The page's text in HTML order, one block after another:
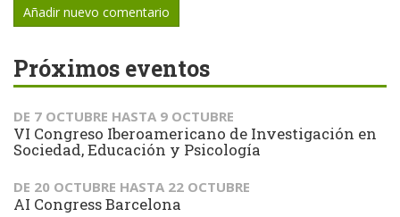
Añadir nuevo comentario
Próximos eventos
DE 7 OCTUBRE HASTA 9 OCTUBRE
VI Congreso Iberoamericano de Investigación en
Sociedad, Educación y Psicología
DE 20 OCTUBRE HASTA 22 OCTUBRE
AI Congress Barcelona